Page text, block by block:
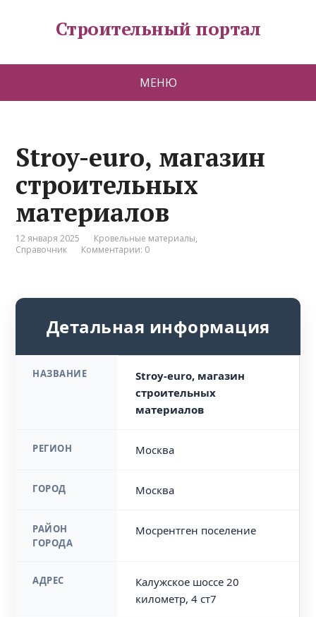
Строительный портал
МЕНЮ
Stroy-euro, магазин
строительных
материалов
12 января 2025 Кровельные материалы,
Справочник
Комментарии: 0
Детальная информация
НАЗВАНИЕ
Stroy-euro, магазин
строительных
материалов
РЕГИОН Москва
ГОРОД Москва
РАЙОН
ГОРОДА
Мосрентген поселение
АДРЕС
Калужское шоссе 20
километр, 4 ст7